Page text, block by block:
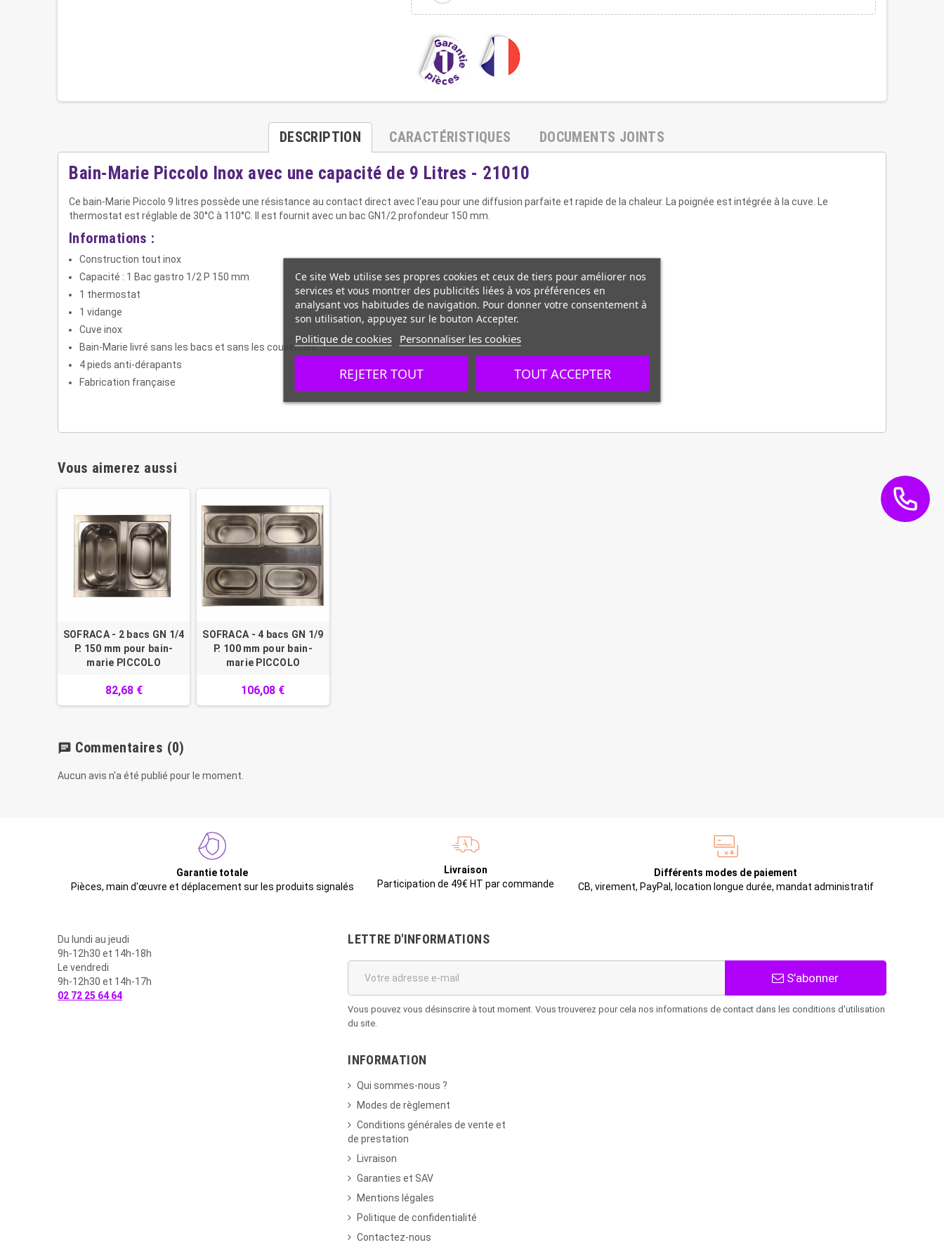
DESCRIPTION CARACTÉRISTIQUES DOCUMENTS JOINTS
Bain-Marie Piccolo Inox avec une capacité de 9 Litres - 21010
Ce bain-Marie Piccolo 9 litres possède une résistance au contact direct avec l'eau pour une diffusion parfaite et rapide de la chaleur. La poignée est intégrée à la cuve. Le
thermostat est réglable de 30°C à 110°C. Il est fournit avec un bac GN1/2 profondeur 150 mm.
Informations :
Construction tout inox
Capacité : 1 Bac gastro 1/2 P 150 mm
1 thermostat
1 vidange
Cuve inox
Bain-Marie livré sans les bacs et sans les couvercles
4 pieds anti-dérapants
Fabrication française
Vous aimerez aussi
SOFRACA - 2 bacs GN 1/4
P. 150 mm pour bain-
marie PICCOLO
82,68 €
SOFRACA - 4 bacs GN 1/9
P. 100 mm pour bain-
marie PICCOLO
106,08 €
chat Commentaires (0)
Aucun avis n'a été publié pour le moment.
Garantie totale
Pièces, main d'œuvre et déplacement sur les produits signalés
Livraison
Participation de 49€ HT par commande
Différents modes de paiement
CB, virement, PayPal, location longue durée, mandat administratif
Du lundi au jeudi
9h-12h30 et 14h-18h
Le vendredi
9h-12h30 et 14h-17h
02 72 25 64 64
LETTRE D'INFORMATIONS
S’abonner
Vous pouvez vous désinscrire à tout moment. Vous trouverez pour cela nos informations de contact dans les conditions d'utilisation
du site.
INFORMATION
Qui sommes-nous ?
Modes de règlement
Conditions générales de vente et
de prestation
Livraison
Garanties et SAV
Mentions légales
Politique de confidentialité
Contactez-nous
Ce site Web utilise ses propres cookies et ceux de tiers pour améliorer nos
services et vous montrer des publicités liées à vos préférences en
analysant vos habitudes de navigation. Pour donner votre consentement à
son utilisation, appuyez sur le bouton Accepter.
Politique de cookies Personnaliser les cookies
REJETER TOUT TOUT ACCEPTER